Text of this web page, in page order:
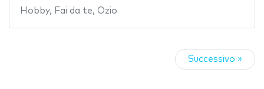
Hobby, Fai da te, Ozio
Successivo »